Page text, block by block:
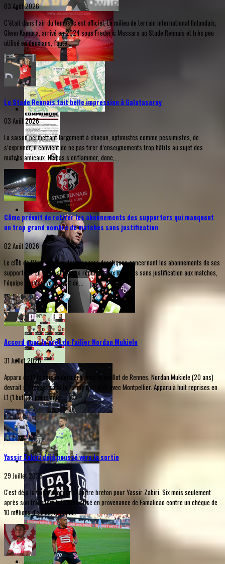
03 Août 2026
C’était dans l’air du temps, c’est officiel. Le milieu de terrain international finlandais,
Glenn Kamara, arrivé en 2024 sous Frederic Massara au Stade Rennais et très peu
utilisé en deux ans, faute...
Le Stade Rennais fait belle impression à Galatasaray
03 Août 2026
La saison permettant largement à chacun, optimistes comme pessimistes, de
s’exprimer, il convient de ne pas tirer d’enseignements trop hâtifs au sujet des
matchs amicaux. Ne pas s’enflammer, donc,...
Côme prévoit de retirer les abonnements des supporters qui manquent
un trop grand nombre de matches sans justification
02 Août 2026
Le club de Côme a prévu des mesures drastiques concernant les abonnements de ses
supporters. En cas d'absences répétées aux matches sans justification aux matches,
l'équipe se réserve le droit de...
Accord pour le prêt de l'ailier Nordan Mukiele
31 Juillet 2026
Apparu en L1 la saison dernière sous le maillot de Rennes, Nordan Mukiele (20 ans)
devrait s'engager sous la forme d'un prêt avec Montpellier. Apparu à huit reprises en
L1 (1 but), le jeune ailier...
Yassir Zabiri déjà poussé vers la sortie
29 Juillet 2026
C'est déjà la fin du premier chapitre breton pour Yassir Zabiri. Six mois seulement
après son transfert très médiatisé en provenance de Famalicão contre un chèque de
10 millions d'euros, le jeune...